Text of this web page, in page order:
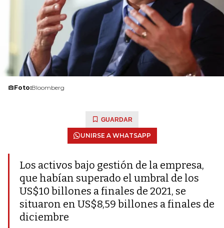
Foto:Bloomberg
GUARDAR
UNIRSE A WHATSAPP
Los activos bajo gestión de la empresa,
que habían superado el umbral de los
US$10 billones a finales de 2021, se
situaron en US$8,59 billones a finales de
diciembre